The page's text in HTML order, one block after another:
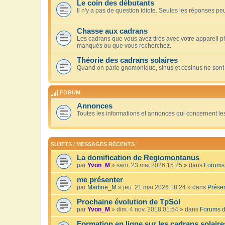
Le coin des débutants
Il n'y a pas de question idiote. Seules les réponses
Chasse aux cadrans
Les cadrans que vous avez tirés avec votre appareil
manqués ou que vous recherchez.
Théorie des cadrans solaires
Quand on parle gnomonique, sinus et cosinus ne
FORUM
Annonces
Toutes les informations et annonces qui concernent
SUJETS / MESSAGES RÉCENTS
La domification de Regiomontanus
par Yvon_M » sam. 23 mai 2026 15:25 » dans
me présenter
par Martine_M » jeu. 21 mai 2026 18:24 » dans
Prochaine évolution de TpSol
par Yvon_M » dim. 4 nov. 2018 01:54 » dans Forums